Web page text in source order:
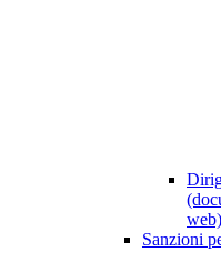
web)
Sanzioni